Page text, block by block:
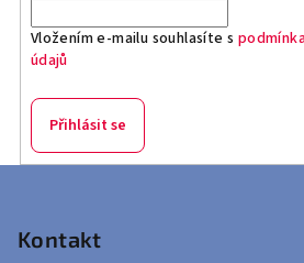
Vložením e-mailu souhlasíte s
údajů
Přihlásit se
Kontakt